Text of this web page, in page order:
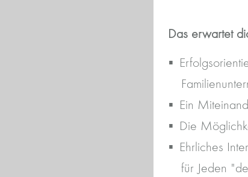
Das erwartet
Ein
Die
Ehrliches
für Jeden